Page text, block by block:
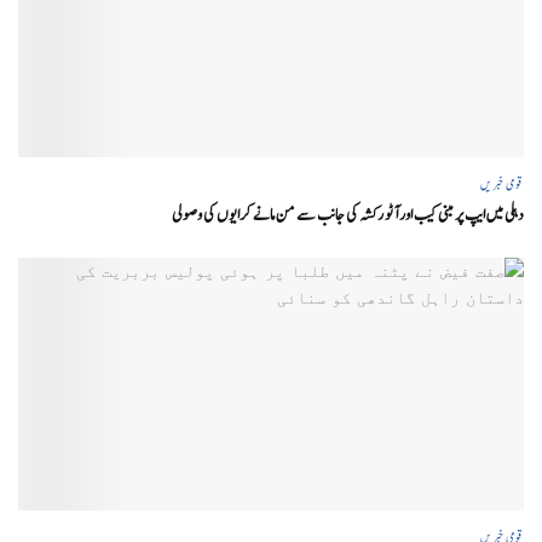
قومی خبریں
دہلی میں ایپ پر مبنی کیب اور آٹو رکشہ کی جانب سے من مانے کرایوں کی وصولی
قومی خبریں